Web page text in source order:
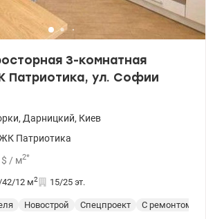
3-комнатная
Патриотика, ул. Софии
, Дарницкий, Киев
Патриотика
$ / м2*
42/12 м2 15/25 эт.
Новострой Спецпроект
С ремонтом